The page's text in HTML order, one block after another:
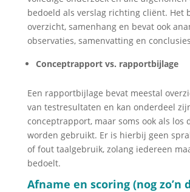
bedoeld als verslag richting cliënt. Het
overzicht, samenhang en bevat ook
observaties, samenvatting en
Conceptrapport vs. rapportbijlage
Een rapportbijlage bevat meestal
van testresultaten en kan onderdeel
conceptrapport, maar soms ook als los
worden gebruikt. Er is hierbij geen
of fout taalgebruik, zolang iedereen
bedoelt.
Afname en scoring (nog zo’n